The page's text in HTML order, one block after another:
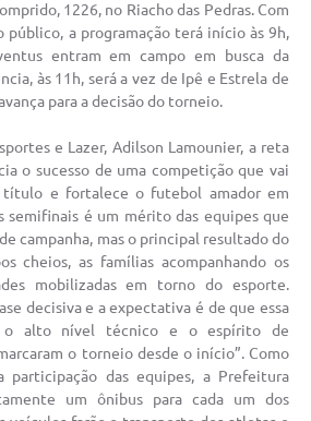
1226, no Riacho das Pedras. Com
público, a programação terá início às 9h,
entram em campo em busca da
às 11h, será a vez de Ipê e Estrela de
para a decisão do torneio.
e Lazer, Adilson Lamounier, a reta
o sucesso de uma competição que vai
e fortalece o futebol amador em
semifinais é um mérito das equipes que
campanha, mas o principal resultado do
cheios, as famílias acompanhando os
mobilizadas em torno do esporte.
decisiva e a expectativa é de que essa
o alto nível técnico e o espírito de
o torneio desde o início”. Como
participação das equipes, a Prefeitura
um ônibus para cada um dos